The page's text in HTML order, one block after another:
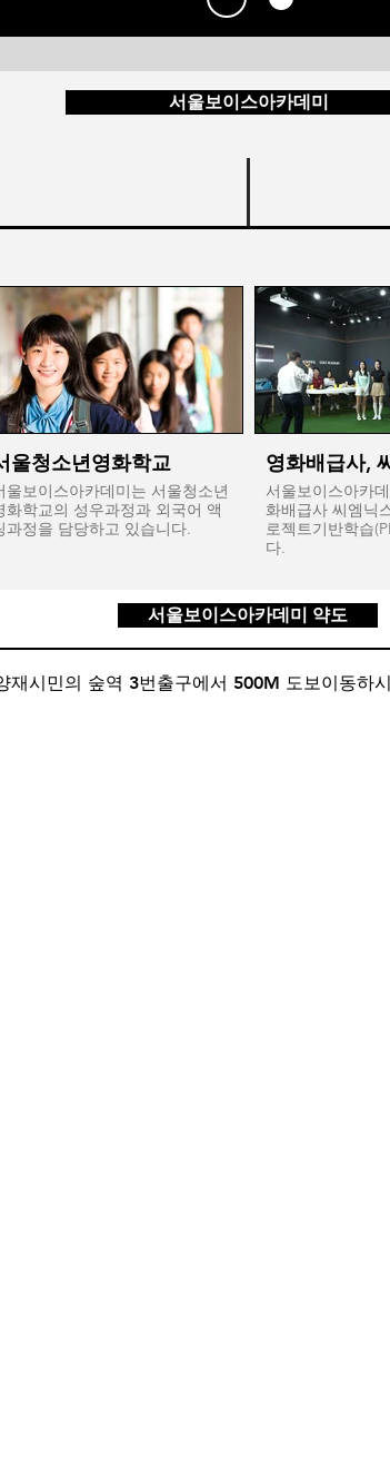
서울보이스아카데미
울청소년영화학교
울보이스아카데미는 서울청소년
화학교의 성우과정과 외국어 액
과정을 담당하고 있습니다.
영화배급사,
서울보이스아카
화배급사 씨엠닉
로젝트기반학습
다.
서울보이스아카데미 약도
재시민의 숲역 3번출구에서 500M 도보이동하